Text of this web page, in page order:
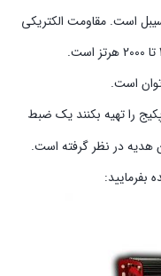
است. حساسیت به صدا در آن 92 دسیبل است. مقاومت الکتریکی
را تهیه بکنند یک ضبط
هدیه در نظر گرفته است.
بفرمایید: